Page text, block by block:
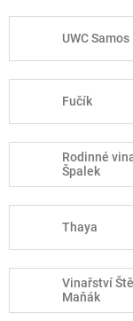
UWC Samos
Fučík
Rodinné
Špalek
Thaya
Vinařství
Maňák